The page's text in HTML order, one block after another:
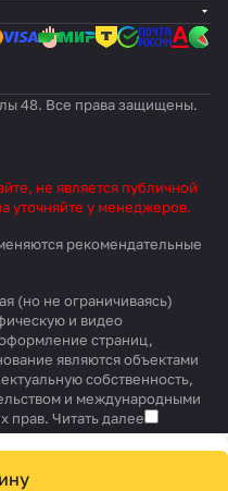
48. Все права защищены.
не является публичной
уточняйте у менеджеров.
рекомендательные
(но не ограничиваясь)
и видео
страниц,
являются объектами
собственность,
и международными
прав. Читать далее